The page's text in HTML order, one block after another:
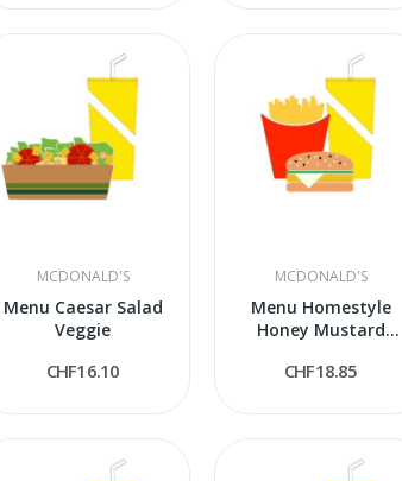
MCDONALD'S
Menu Caesar Salad
Veggie
CHF16.10
MCDONALD'S
Menu Homestyle
Honey Mustard
CHF18.85